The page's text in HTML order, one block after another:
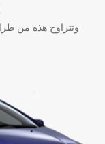
وتتراوح هذه من